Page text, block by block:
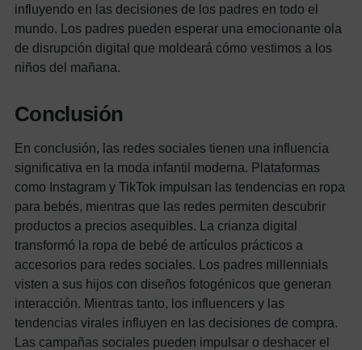
influyendo en las decisiones de los padres en todo el
mundo. Los padres pueden esperar una emocionante ola
de disrupción digital que moldeará cómo vestimos a los
niños del mañana.
Conclusión
En conclusión, las redes sociales tienen una influencia
significativa en la moda infantil moderna. Plataformas
como Instagram y TikTok impulsan las tendencias en ropa
para bebés, mientras que las redes permiten descubrir
productos a precios asequibles. La crianza digital
transformó la ropa de bebé de artículos prácticos a
accesorios para redes sociales. Los padres millennials
visten a sus hijos con diseños fotogénicos que generan
interacción. Mientras tanto, los influencers y las
tendencias virales influyen en las decisiones de compra.
Las campañas sociales pueden impulsar o deshacer el